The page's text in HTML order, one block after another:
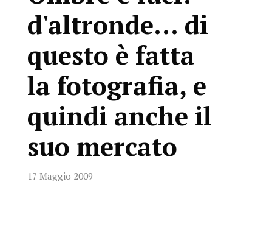
d'altronde… di
questo è fatta
la fotografia, e
quindi anche il
suo mercato
17 Maggio 2009